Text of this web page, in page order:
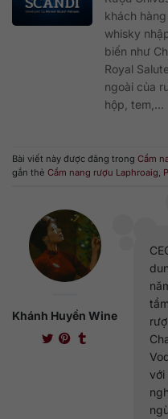
khách
whisky
biến như
Royal
ngoài của
hộp, tem,...
Bài viết này được đăng trong Cẩm
gắn thẻ Cẩm nang rượu Laphroaig,
Khánh Huyền Wine